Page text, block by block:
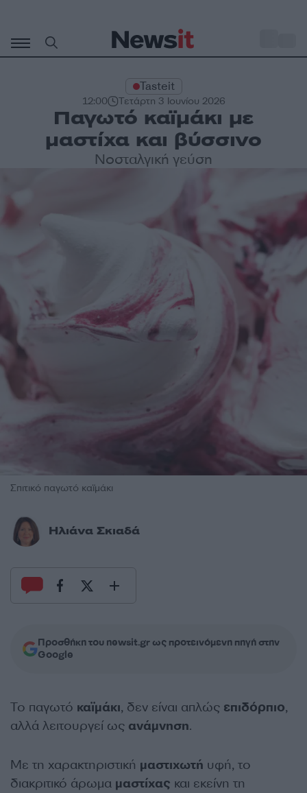
περιεχόμενο
Tasteit
12:00 Τετάρτη 3 Ιουνίου 2026
Παγωτό καϊμάκι με
μαστίχα και βύσσινο
Νοσταλγική γεύση
Σπιτικό παγωτό καϊμάκι
Ηλιάνα Σκιαδά
Προσθήκη του newsit.gr ως προτεινόμενη πηγή στην
Google
Το παγωτό καϊμάκι, δεν είναι απλώς επιδόρπιο,
αλλά λειτουργεί ως ανάμνηση.
Με τη χαρακτηριστική μαστιχωτή υφή, το
διακριτικό άρωμα μαστίχας και εκείνη τη